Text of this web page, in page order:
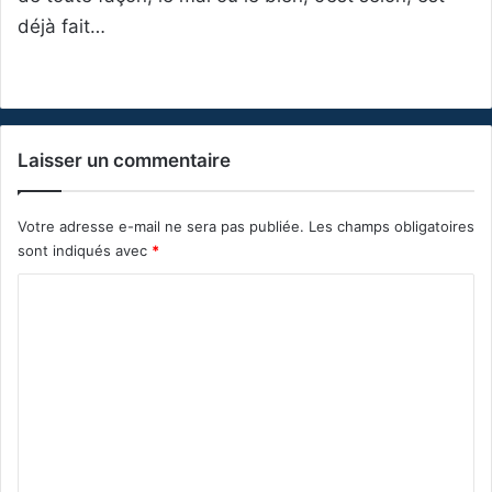
déjà fait…
Laisser un commentaire
Votre adresse e-mail ne sera pas publiée. Les champs obligatoires
sont indiqués avec *